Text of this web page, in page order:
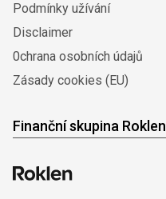
Podmínky užívání
Disclaimer
0chrana osobních údajů
Zásady cookies (EU)
Finanční skupina Roklen